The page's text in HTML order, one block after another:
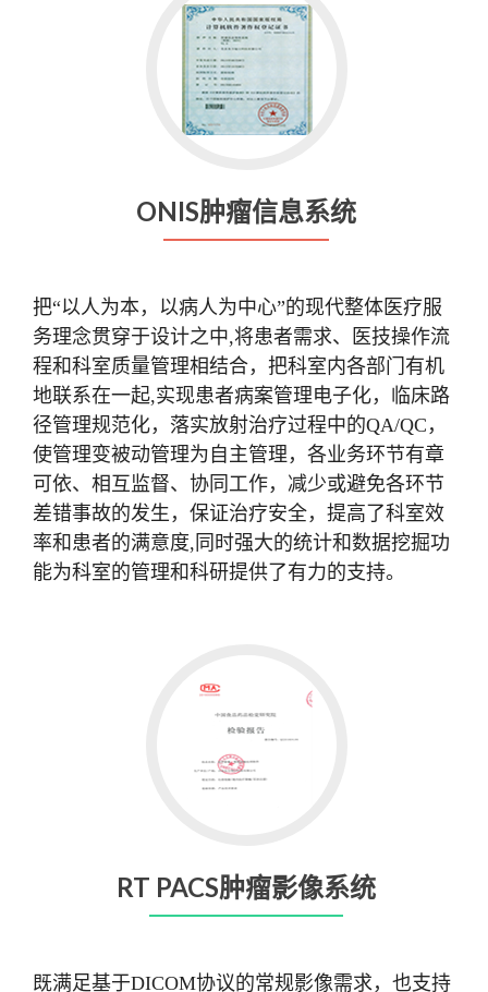
ONIS肿瘤信息系统
把“以人为本，以病人为中心”的现代整体医疗服
务理念贯穿于设计之中,将患者需求、医技操作流
程和科室质量管理相结合，把科室内各部门有机
地联系在一起,实现患者病案管理电子化，临床路
径管理规范化，落实放射治疗过程中的QA/QC，
使管理变被动管理为自主管理，各业务环节有章
可依、相互监督、协同工作，减少或避免各环节
差错事故的发生，保证治疗安全，提高了科室效
率和患者的满意度,同时强大的统计和数据挖掘功
能为科室的管理和科研提供了有力的支持。
RT PACS肿瘤影像系统
既满足基于DICOM协议的常规影像需求，也支持